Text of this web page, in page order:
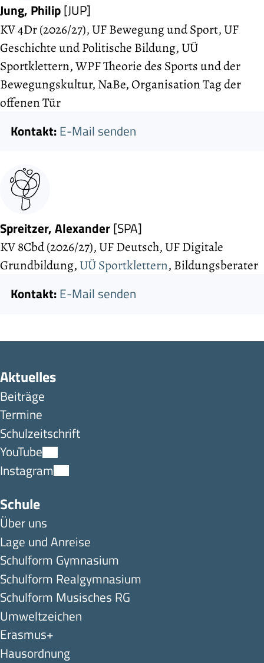
Jung, Philip[JUP]
KV 4Dr (2026/27), UF Bewegung und Sport, UF
Geschichte und Politische Bildung, UÜ
Sportklettern, WPF Theorie des Sports und der
Bewegungs­kultur, NaBe, Organisation Tag der
offenen Tür
Kontakt:E-Mail senden
Spreitzer, Alexander[SPA]
KV 8Cbd (2026/27), UF Deutsch, UF Digitale
Grundbildung, UÜ Sportklettern, Bildungs­berater
Kontakt:E-Mail senden
Aktuelles
Beiträge
Termine
Schulzeitschrift
YouTube
Instagram
Schule
Über uns
Lage und Anreise
Schulform Gymnasium
Schulform Realgymnasium
Schulform Musisches RG
Umweltzeichen
Erasmus+
Hausordnung